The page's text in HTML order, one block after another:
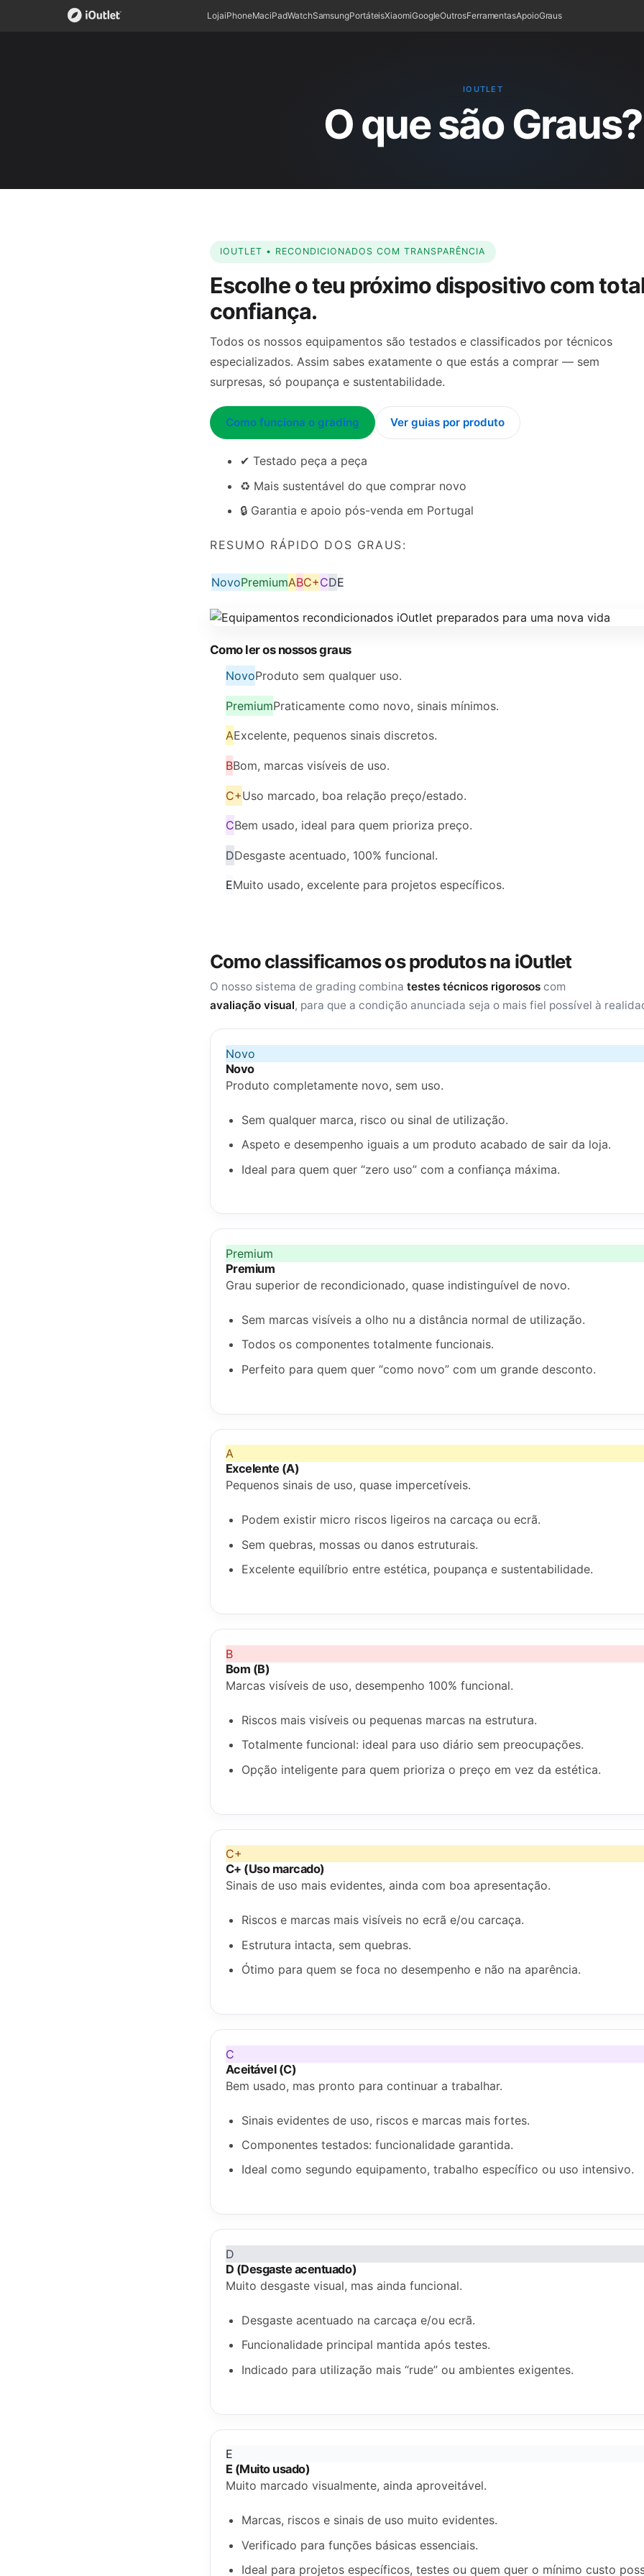
LojaiPhoneMaciPadWatchSamsungPortáteisXiaomiGoogleOutrosFerramentasApoioGraus
IOUTLET
O que são Graus?
IOUTLET • RECONDICIONADOS COM TRANSPARÊNCIA
Escolhe o teu próximo dispositivo com
confiança.
Todos os nossos equipamentos são testados e classificados por técnicos
especializados. Assim sabes exatamente o que estás a comprar — sem
surpresas, só poupança e sustentabilidade.
Como funciona o grading Ver guias por produto
✔ Testado peça a peça
♻️ Mais sustentável do que comprar novo
🔒 Garantia e apoio pós-venda em Portugal
RESUMO RÁPIDO DOS GRAUS:
NovoPremiumABC+CDE
Como ler os nossos graus
NovoProduto sem qualquer uso.
PremiumPraticamente como novo, sinais mínimos.
AExcelente, pequenos sinais discretos.
BBom, marcas visíveis de uso.
C+Uso marcado, boa relação preço/estado.
CBem usado, ideal para quem prioriza preço.
DDesgaste acentuado, 100% funcional.
EMuito usado, excelente para projetos específicos.
Como classificamos os produtos na iOutlet
O nosso sistema de grading combina testes técnicos rigorosos com
avaliação visual, para que a condição anunciada seja o mais fiel possível à
Novo
Novo
Produto completamente novo, sem uso.
Sem qualquer marca, risco ou sinal de utilização.
Aspeto e desempenho iguais a um produto acabado de sair da loja.
Ideal para quem quer “zero uso” com a confiança máxima.
Premium
Premium
Grau superior de recondicionado, quase indistinguível de novo.
Sem marcas visíveis a olho nu a distância normal de utilização.
Todos os componentes totalmente funcionais.
Perfeito para quem quer “como novo” com um grande desconto.
A
Excelente (A)
Pequenos sinais de uso, quase impercetíveis.
Podem existir micro riscos ligeiros na carcaça ou ecrã.
Sem quebras, mossas ou danos estruturais.
Excelente equilíbrio entre estética, poupança e sustentabilidade.
B
Bom (B)
Marcas visíveis de uso, desempenho 100% funcional.
Riscos mais visíveis ou pequenas marcas na estrutura.
Totalmente funcional: ideal para uso diário sem preocupações.
Opção inteligente para quem prioriza o preço em vez da estética.
C+
C+ (Uso marcado)
Sinais de uso mais evidentes, ainda com boa apresentação.
Riscos e marcas mais visíveis no ecrã e/ou carcaça.
Estrutura intacta, sem quebras.
Ótimo para quem se foca no desempenho e não na aparência.
C
Aceitável (C)
Bem usado, mas pronto para continuar a trabalhar.
Sinais evidentes de uso, riscos e marcas mais fortes.
Componentes testados: funcionalidade garantida.
Ideal como segundo equipamento, trabalho específico ou uso intensivo.
D
D (Desgaste acentuado)
Muito desgaste visual, mas ainda funcional.
Desgaste acentuado na carcaça e/ou ecrã.
Funcionalidade principal mantida após testes.
Indicado para utilização mais “rude” ou ambientes exigentes.
E
E (Muito usado)
Muito marcado visualmente, ainda aproveitável.
Marcas, riscos e sinais de uso muito evidentes.
Verificado para funções básicas essenciais.
Ideal para projetos específicos, testes ou quem quer o mínimo custo